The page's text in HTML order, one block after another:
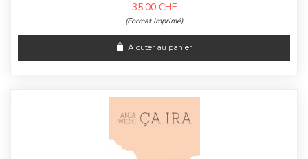
35,00 CHF
(Format Imprimé)
Ajouter au panier